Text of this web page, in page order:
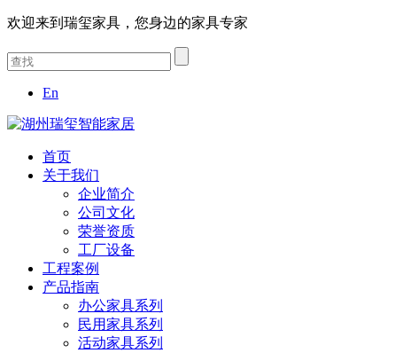
欢迎来到瑞玺家具，您身边的家具专家
En
首页
关于我们
企业简介
公司文化
荣誉资质
工厂设备
工程案例
产品指南
办公家具系列
民用家具系列
活动家具系列